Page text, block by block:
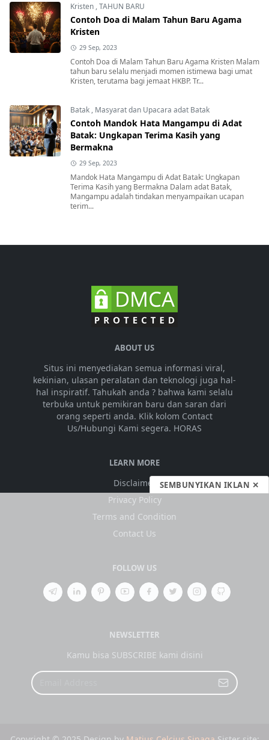
Kristen ,TAHUN BARU
Contoh Doa di Malam Tahun Baru Agama
Kristen
29 Sep, 2023
Contoh Doa di Malam Tahun Baru Agama Kristen Malam
tahun baru selalu menjadi momen istimewa bagi umat
Kristen, terutama bagi jemaat HKBP. Tr...
Batak , Masyarat dan Upacara adat Batak
Contoh Mandok Hata Mangampu di Adat
Batak: Ungkapan Terima Kasih yang
Bermakna
29 Sep, 2023
Mandok Hata Mangampu di Adat Batak: Ungkapan
Terima Kasih yang Bermakna Dalam adat Batak,
Mangampu adalah tindakan menyampaikan ucapan
terim...
ABOUT US
Situs ini menyediakan semua informasi viral,
kekinian, ulasan peralatan dan teknologi juga hal-
hal inspiratif. Tahukah anda ? bahwa kami selalu
terbuka untuk pemikiran baru dan saran dari
orang seperti anda. Klik kolom Contact
Us/Hubungi Kami segera. HORAS
LEARN MORE
Disclaimer
Privacy Policy
Terms and Condition
Contact Us
FOLLOW US
NEWSLETTER
Kamu bisa SUBSCRIBE kami disini
SEMBUNYIKAN IKLAN ✕